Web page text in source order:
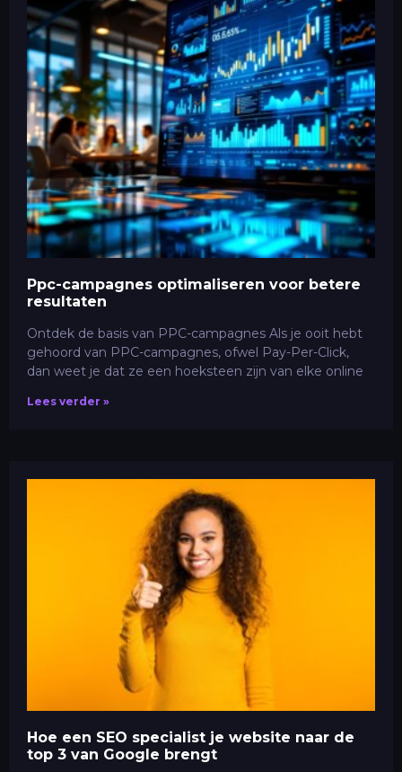
Ppc-campagnes optimaliseren voor betere
resultaten
Ontdek de basis van PPC-campagnes Als je ooit hebt
gehoord van PPC-campagnes, ofwel Pay-Per-Click,
dan weet je dat ze een hoeksteen zijn van elke online
Lees verder »
Hoe een SEO specialist je website naar de
top 3 van Google brengt